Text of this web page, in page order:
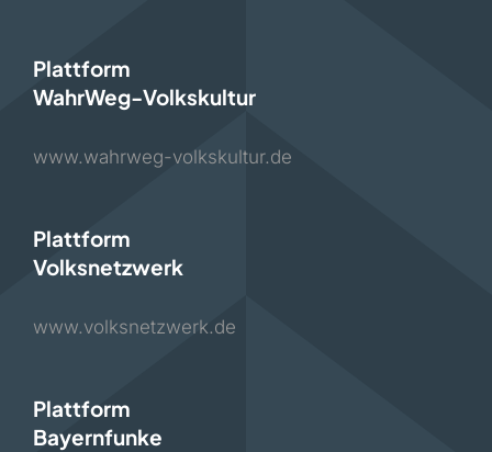
Plattform
WahrWeg-Volkskultur
www.wahrweg-volkskultur.de
Plattform
Volksnetzwerk
www.volksnetzwerk.de
Plattform
Bayernfunke